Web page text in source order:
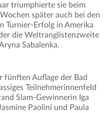
triumphierte sie beim
später auch bei den
Turnier-Erfolg in Amerika
die Weltranglistenzweite
Sabalenka.
fünften Auflage der Bad
Teilnehmerinnenfeld
Slam-Gewinnerin Iga
Paolini und Paula